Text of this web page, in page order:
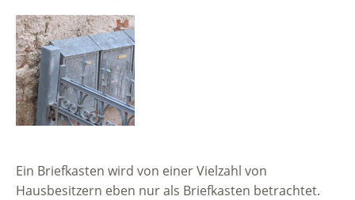
Ein Briefkasten wird von einer Vielzahl von
Hausbesitzern eben nur als Briefkasten betrachtet.